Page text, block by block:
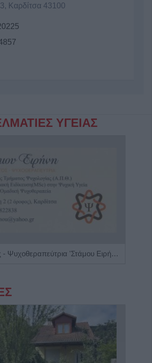
Καρδίτσα 43100
ΥΓΕΙΑΣ
Ψυχολόγος - Ψυχοθεραπεύτρια 'Στάμου Ειρήνη'